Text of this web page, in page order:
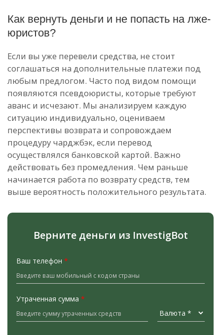
Как вернуть деньги и не попасть на лже-
юристов?
Если вы уже перевели средства, не стоит
соглашаться на дополнительные платежи под
любым предлогом. Часто под видом помощи
появляются псевдоюристы, которые требуют
аванс и исчезают. Мы анализируем каждую
ситуацию индивидуально, оцениваем
перспективы возврата и сопровождаем
процедуру чарджбэк, если перевод
осуществлялся банковской картой. Важно
действовать без промедления. Чем раньше
начинается работа по возврату средств, тем
выше вероятность положительного результата.
Верните деньги из InvestigBot
Ваш телефон *
Утраченная сумма *